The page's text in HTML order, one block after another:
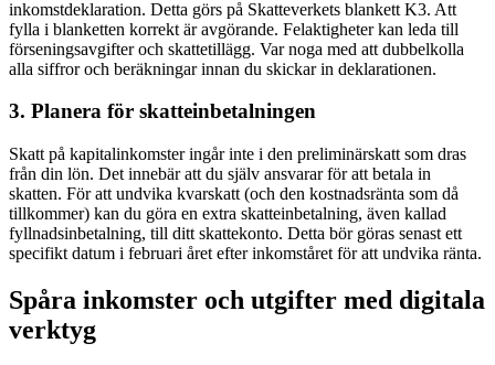
inkomstdeklaration. Detta görs på Skatteverkets blankett K3. Att
fylla i blanketten korrekt är avgörande. Felaktigheter kan leda till
förseningsavgifter och skattetillägg. Var noga med att dubbelkolla
alla siffror och beräkningar innan du skickar in deklarationen.
3. Planera för skatteinbetalningen
Skatt på kapitalinkomster ingår inte i den preliminärskatt som dras
från din lön. Det innebär att du själv ansvarar för att betala in
skatten. För att undvika kvarskatt (och den kostnadsränta som då
tillkommer) kan du göra en extra skatteinbetalning, även kallad
fyllnadsinbetalning, till ditt skattekonto. Detta bör göras senast ett
specifikt datum i februari året efter inkomståret för att undvika ränta.
Spåra inkomster och utgifter med digitala
verktyg